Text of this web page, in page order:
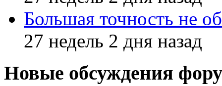
Большая точность не
27 недель 2 дня назад
Новые обсуждения